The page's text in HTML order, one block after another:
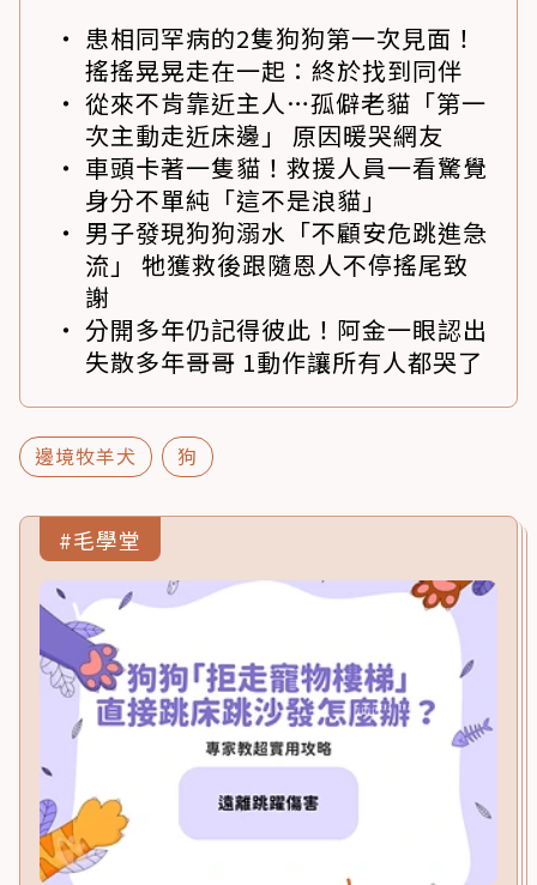
患相同罕病的2隻狗狗第一次見面！
搖搖晃晃走在一起：終於找到同伴
從來不肯靠近主人…孤僻老貓「第一
次主動走近床邊」 原因暖哭網友
車頭卡著一隻貓！救援人員一看驚覺
身分不單純「這不是浪貓」
男子發現狗狗溺水「不顧安危跳進急
流」 牠獲救後跟隨恩人不停搖尾致
謝
分開多年仍記得彼此！阿金一眼認出
失散多年哥哥 1動作讓所有人都哭了
邊境牧羊犬 狗
#毛學堂